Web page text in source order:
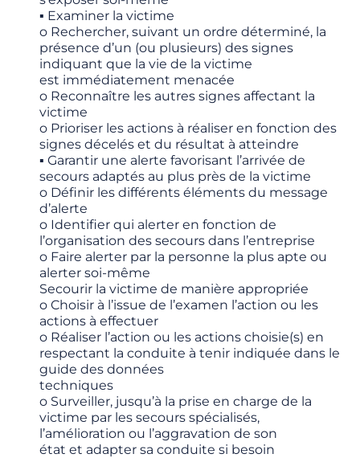
▪ Examiner la victime
o Rechercher, suivant un ordre déterminé, la
présence d’un (ou plusieurs) des signes
indiquant que la vie de la victime
est immédiatement menacée
o Reconnaître les autres signes affectant la
victime
o Prioriser les actions à réaliser en fonction des
signes décelés et du résultat à atteindre
▪ Garantir une alerte favorisant l’arrivée de
secours adaptés au plus près de la victime
o Définir les différents éléments du message
d’alerte
o Identifier qui alerter en fonction de
l’organisation des secours dans l’entreprise
o Faire alerter par la personne la plus apte ou
alerter soi-même
Secourir la victime de manière appropriée
o Choisir à l’issue de l’examen l’action ou les
actions à effectuer
o Réaliser l’action ou les actions choisie(s) en
respectant la conduite à tenir indiquée dans le
guide des données
techniques
o Surveiller, jusqu’à la prise en charge de la
victime par les secours spécialisés,
l’amélioration ou l’aggravation de son
état et adapter sa conduite si besoin